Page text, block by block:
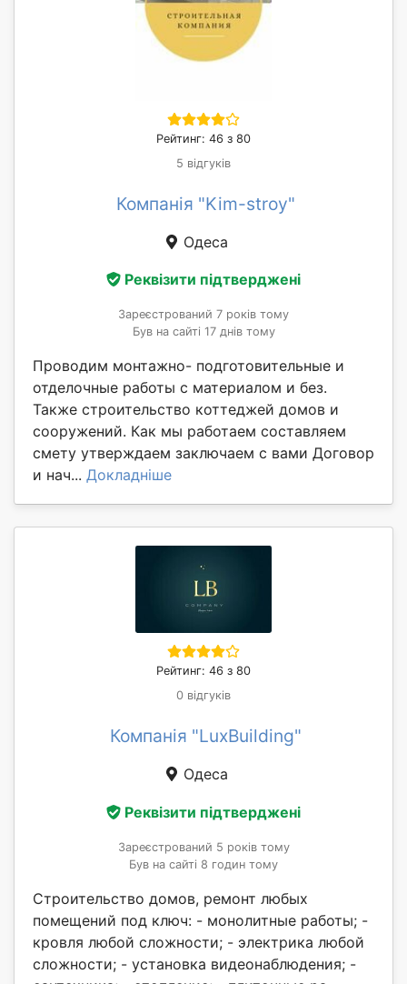
Рейтинг: 46 з 80
5 відгуків
Компанія "Kim-stroy"
Одеса
Реквізити підтверджені
Зареєстрований 7 років тому
Був на сайті 17 днів тому
Проводим монтажно- подготовительные и
отделочные работы с материалом и без.
Также строительство коттеджей домов и
сооружений. Как мы работаем составляем
смету утверждаем заключаем с вами Договор
и нач... Докладніше
Рейтинг: 46 з 80
0 відгуків
Компанія "LuxBuilding"
Одеса
Реквізити підтверджені
Зареєстрований 5 років тому
Був на сайті 8 годин тому
Строительство домов, ремонт любых
помещений под ключ: - монолитные работы; -
кровля любой сложности; - электрика любой
сложности; - установка видеонаблюдения; -